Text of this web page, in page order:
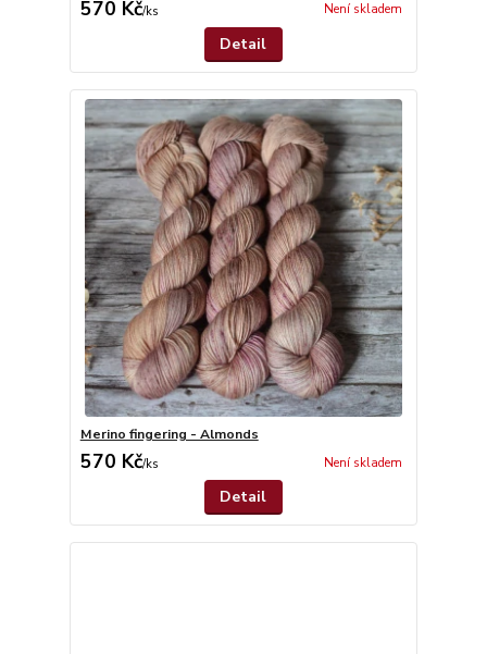
570 Kč/ks Není skladem
Detail
Merino fingering - Almonds
570 Kč/ks Není skladem
Detail